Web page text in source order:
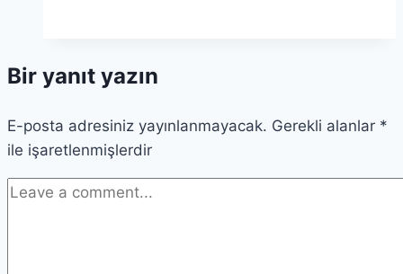
Bir
Açısı
Bir yanıt yazın
E-posta adresiniz yayınlanmayacak. Gerekli alanlar *
ile işaretlenmişlerdir